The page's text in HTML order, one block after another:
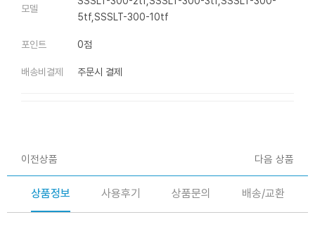
모델
5tf,SSSLT-300-10tf
포인트 0점
배송비결제 주문시 결제
이전상품 다음 상품
상품정보 사용후기 상품문의 배송/교환